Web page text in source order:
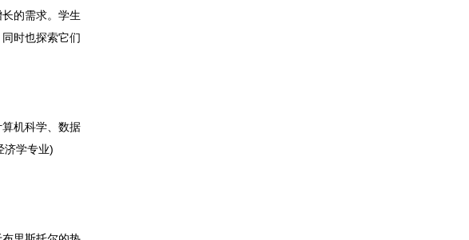
的需求。学生
时也探索它们
机科学、数据
济学专业)